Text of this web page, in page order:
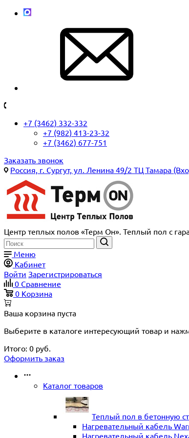
+7 (3462) 332-332
+7 (982) 413-23-32
+7 (3462) 677-751
Заказать звонок
Россия, г. Сургут, ул. Ленина 49/2 ТЦ Тамара
Центр теплых полов «Терм Он». Теплый пол с
Меню
Кабинет
Войти Зарегистрироваться
0 Сравнение
0 Корзина
Ваша корзина пуста
Выберите в каталоге интересующий товар и
Итого: 0 руб.
Оформить заказ
Каталог товаров
Теплый пол в бетонную
Нагревательный кабель
Нагревательный кабель